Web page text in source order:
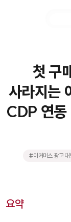
첫 구
사라지는
CDP 연동
#이커머스 광고 대
요약